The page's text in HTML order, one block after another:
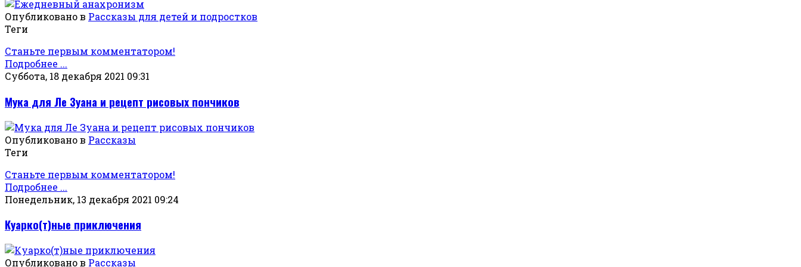
Опубликовано в Рассказы для детей и подростков
Теги
Станьте первым комментатором!
Подробнее ...
Суббота, 18 декабря 2021 09:31
Мука для Ле Зуана и рецепт рисовых пончиков
Опубликовано в Рассказы
Теги
Станьте первым комментатором!
Подробнее ...
Понедельник, 13 декабря 2021 09:24
Куарко(т)ные приключения
Опубликовано в Рассказы